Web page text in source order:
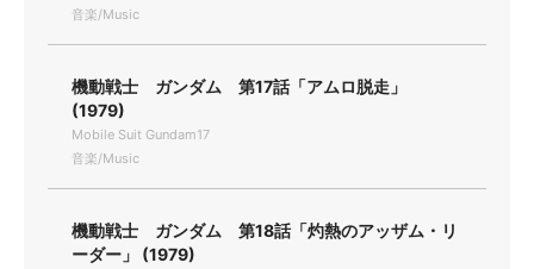
音楽/Music
機動戦士 ガンダム 第17話「アムロ脱走」
(1979)
Mobile Suit Gundam17
音楽/Music
機動戦士 ガンダム 第18話「灼熱のアッザム・リ
ーダー」 (1979)